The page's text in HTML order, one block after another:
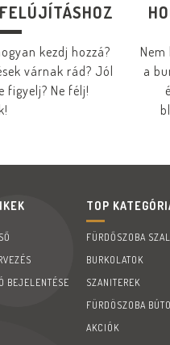
kezdj hozzá?
várnak rád? Jól
figyelj? Ne félj!
a
BEJELENTÉSE
TOP
FÜRDŐSZOBA
BURKOLATOK
SZANITEREK
FÜRDÖSZOBA
AKCIÓK